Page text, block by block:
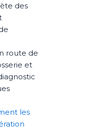
des
route de
et
les